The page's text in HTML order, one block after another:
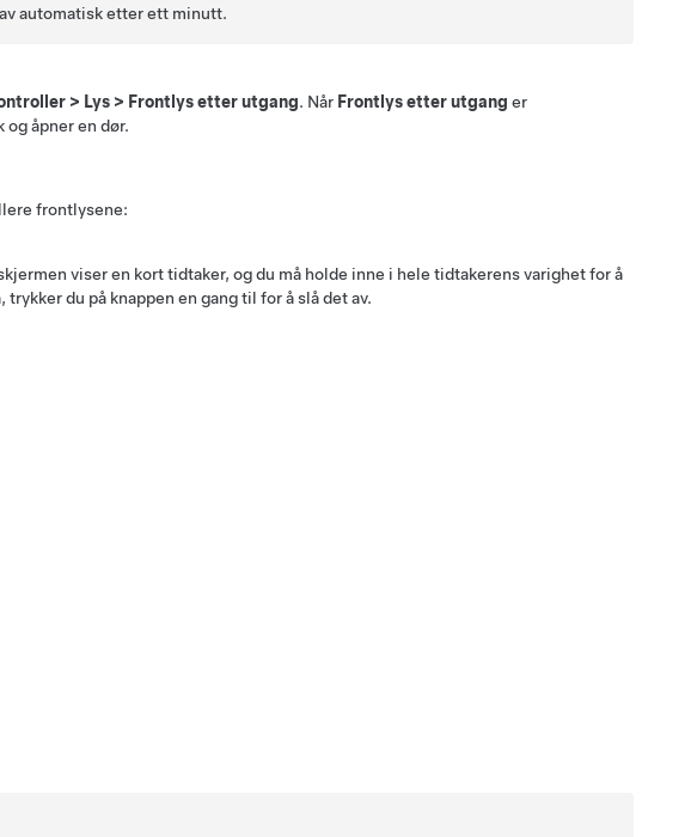
automatisk etter ett minutt.
> Lys > Frontlys etter utgang. Når Frontlys etter utgang er
åpner en dør.
frontlysene:
viser en kort tidtaker, og du må holde inne i hele tidtakerens varighet for å
du på knappen en gang til for å slå det av.